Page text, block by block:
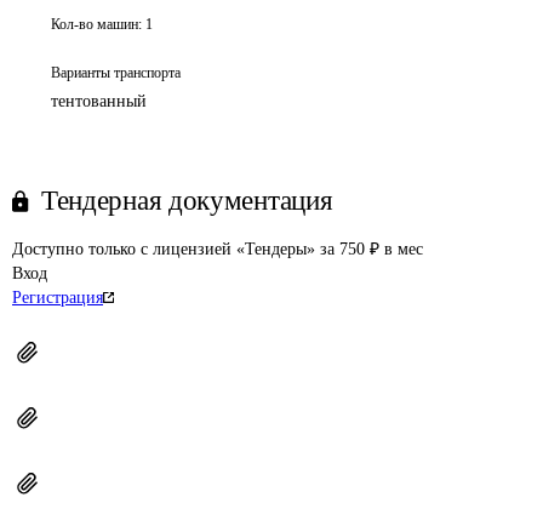
Кол-во машин: 1
Варианты транспорта
тентованный
Тендерная документация
Доступно только с лицензией «Тендеры» за 750 ₽ в мес
Вход
Регистрация